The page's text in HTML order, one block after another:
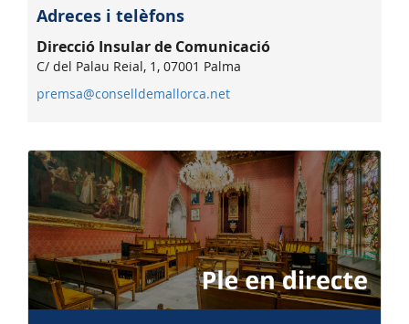
Adreces i telèfons
Direcció Insular de Comunicació
C/ del Palau Reial, 1, 07001 Palma
premsa@conselldemallorca.net